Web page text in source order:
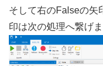
そして右のFalseの矢
印は次の処理へ繋げま